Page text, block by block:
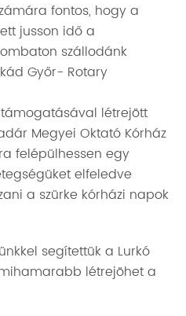
fontos, hogy a
jusson idő a
szállodánk
Győr- Rotary
létrejött
Megyei Oktató Kórház
felépülhessen egy
elfeledve
a szürke kórházi napok
segítettük a Lurkó
létrejöhet a